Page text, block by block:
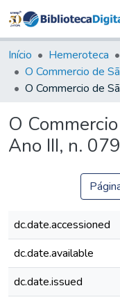
Início Hemeroteca
O Commercio de
O
Ano III, n.
dc.date.accessioned
dc.date.available
dc.date.issued